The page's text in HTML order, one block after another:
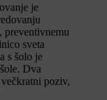
je
sveta
s šolo je
Dva
poziv,